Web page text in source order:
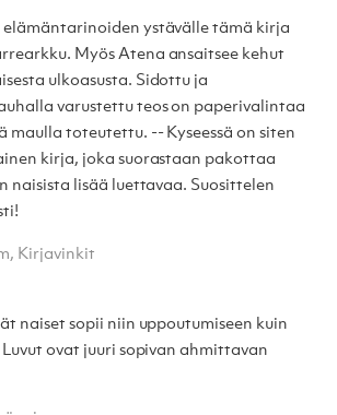
elämäntarinoiden ystävälle tämä kirja
Myös Atena ansaitsee kehut
ulkoasusta. Sidottu ja
varustettu teos on paperivalintaa
maulla toteutettu. -- Kyseessä on siten
kirja, joka suorastaan pakottaa
naisista lisää luettavaa. Suosittelen
Kirjavinkit
naiset sopii niin uppoutumiseen kuin
ovat juuri sopivan ahmittavan